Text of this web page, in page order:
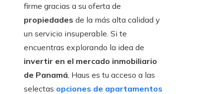
firme gracias a su oferta de
propiedades de la más alta calidad y
un servicio insuperable. Si te
encuentras explorando la idea de
invertir en el mercado inmobiliario
de Panamá , Haus es tu acceso a las
selectas opciones de apartamentos